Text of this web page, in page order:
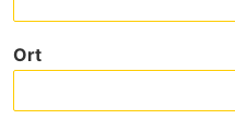
Ort